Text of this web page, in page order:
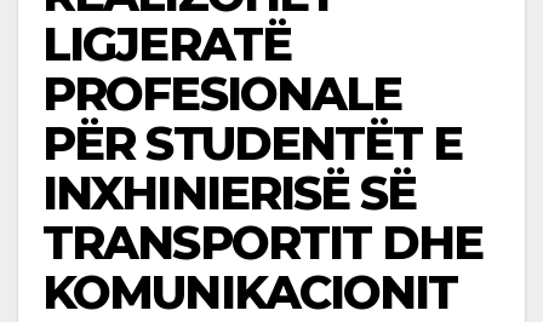
LIGJERATË
PROFESIONALE
PËR STUDENTËT E
INXHINIERISË SË
TRANSPORTIT DHE
KOMUNIKACIONIT